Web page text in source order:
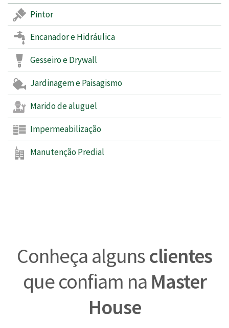
Pintor
Encanador e Hidráulica
Gesseiro e Drywall
Jardinagem e Paisagismo
Marido de aluguel
Impermeabilização
Manutenção Predial
Conheça algunsclientes
que confiam na Master
House